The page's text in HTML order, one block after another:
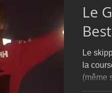
Le
Le
la
(même